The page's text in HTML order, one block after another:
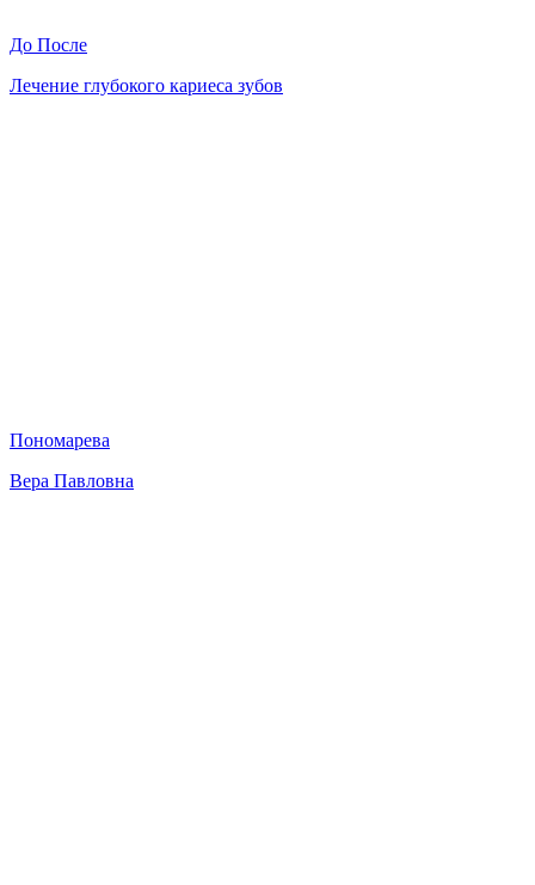
До После
Лечение глубокого кариеса зубов
Пономарева
Вера Павловна